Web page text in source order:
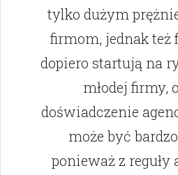
tylko dużym
firmom, jednak też
dopiero startują na
młodej firmy,
doświadczenie
może być
ponieważ z reguły